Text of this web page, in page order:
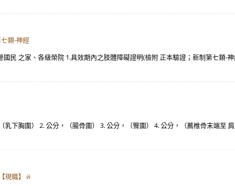
類-神經
民 之家、各級榮院 1.具效期內之肢體障礙證明(檢附 正本驗證；新制第七類-
乳下胸圍） 2. 公分，（腸骨圍） 3. 公分，（臀圍） 4. 公分，（薦椎骨末端至
現職】 ӥ